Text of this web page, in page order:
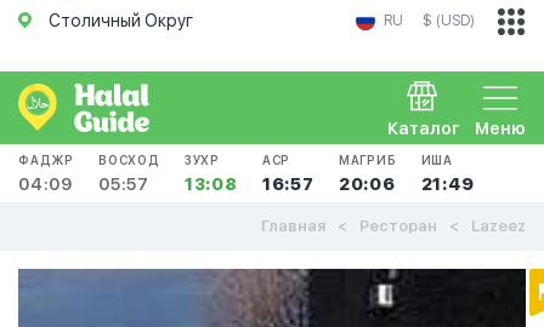
Столичный Округ RU $ (USD)
Меню
Каталог
ФАДЖР
04:09
ВОСХОД
05:57
ЗУХР
13:08
АСР
16:57
МАГРИБ
20:06
ИША
21:49
Главная Ресторан Lazeez